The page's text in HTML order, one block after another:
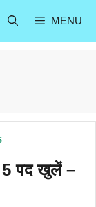
MENU
5 पद खुलें –